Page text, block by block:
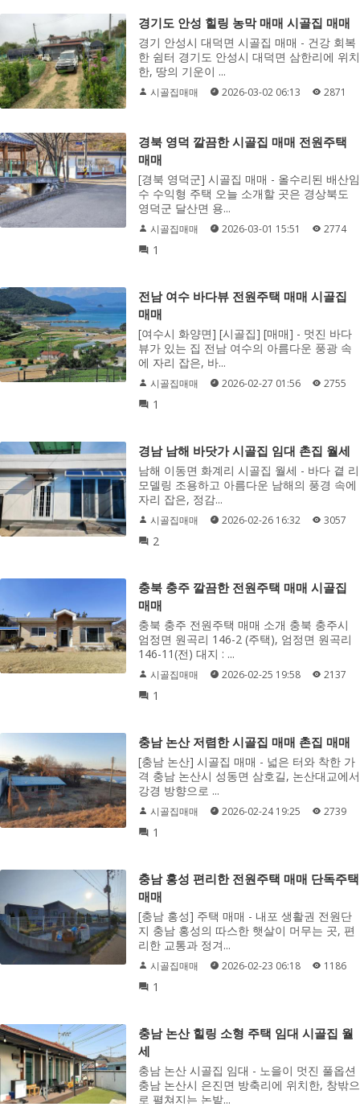
경기도 안성 힐링 농막 매매 시골집 매매
경기 안성시 대덕면 시골집 매매 - 건강 회복
한 쉼터 경기도 안성시 대덕면 삼한리에 위치
한, 땅의 기운이 ...
시골집매매 2026-03-02 06:13 2871
경북 영덕 깔끔한 시골집 매매 전원주택
매매
[경북 영덕군] 시골집 매매 - 올수리된 배산임
수 수익형 주택 오늘 소개할 곳은 경상북도
영덕군 달산면 용...
시골집매매 2026-03-01 15:51 2774
1
전남 여수 바다뷰 전원주택 매매 시골집
매매
[여수시 화양면] [시골집] [매매] - 멋진 바다
뷰가 있는 집 전남 여수의 아름다운 풍광 속
에 자리 잡은, 바...
시골집매매 2026-02-27 01:56 2755
1
경남 남해 바닷가 시골집 임대 촌집 월세
남해 이동면 화계리 시골집 월세 - 바다 곁 리
모델링 조용하고 아름다운 남해의 풍경 속에
자리 잡은, 정감...
시골집매매 2026-02-26 16:32 3057
2
충북 충주 깔끔한 전원주택 매매 시골집
매매
충북 충주 전원주택 매매 소개 충북 충주시
엄정면 원곡리 146-2 (주택), 엄정면 원곡리
146-11(전) 대지 : ...
시골집매매 2026-02-25 19:58 2137
1
충남 논산 저렴한 시골집 매매 촌집 매매
[충남 논산] 시골집 매매 - 넓은 터와 착한 가
격 충남 논산시 성동면 삼호길, 논산대교에서
강경 방향으로 ...
시골집매매 2026-02-24 19:25 2739
1
충남 홍성 편리한 전원주택 매매 단독주택
매매
[충남 홍성] 주택 매매 - 내포 생활권 전원단
지 충남 홍성의 따스한 햇살이 머무는 곳, 편
리한 교통과 정겨...
시골집매매 2026-02-23 06:18 1186
1
충남 논산 힐링 소형 주택 임대 시골집 월
세
충남 논산 시골집 임대 - 노을이 멋진 풀옵션
충남 논산시 은진면 방축리에 위치한, 창밖으
로 펼쳐지는 논밭...